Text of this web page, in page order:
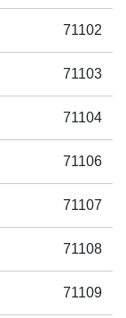
71102
71103
71104
71106
71107
71108
71109